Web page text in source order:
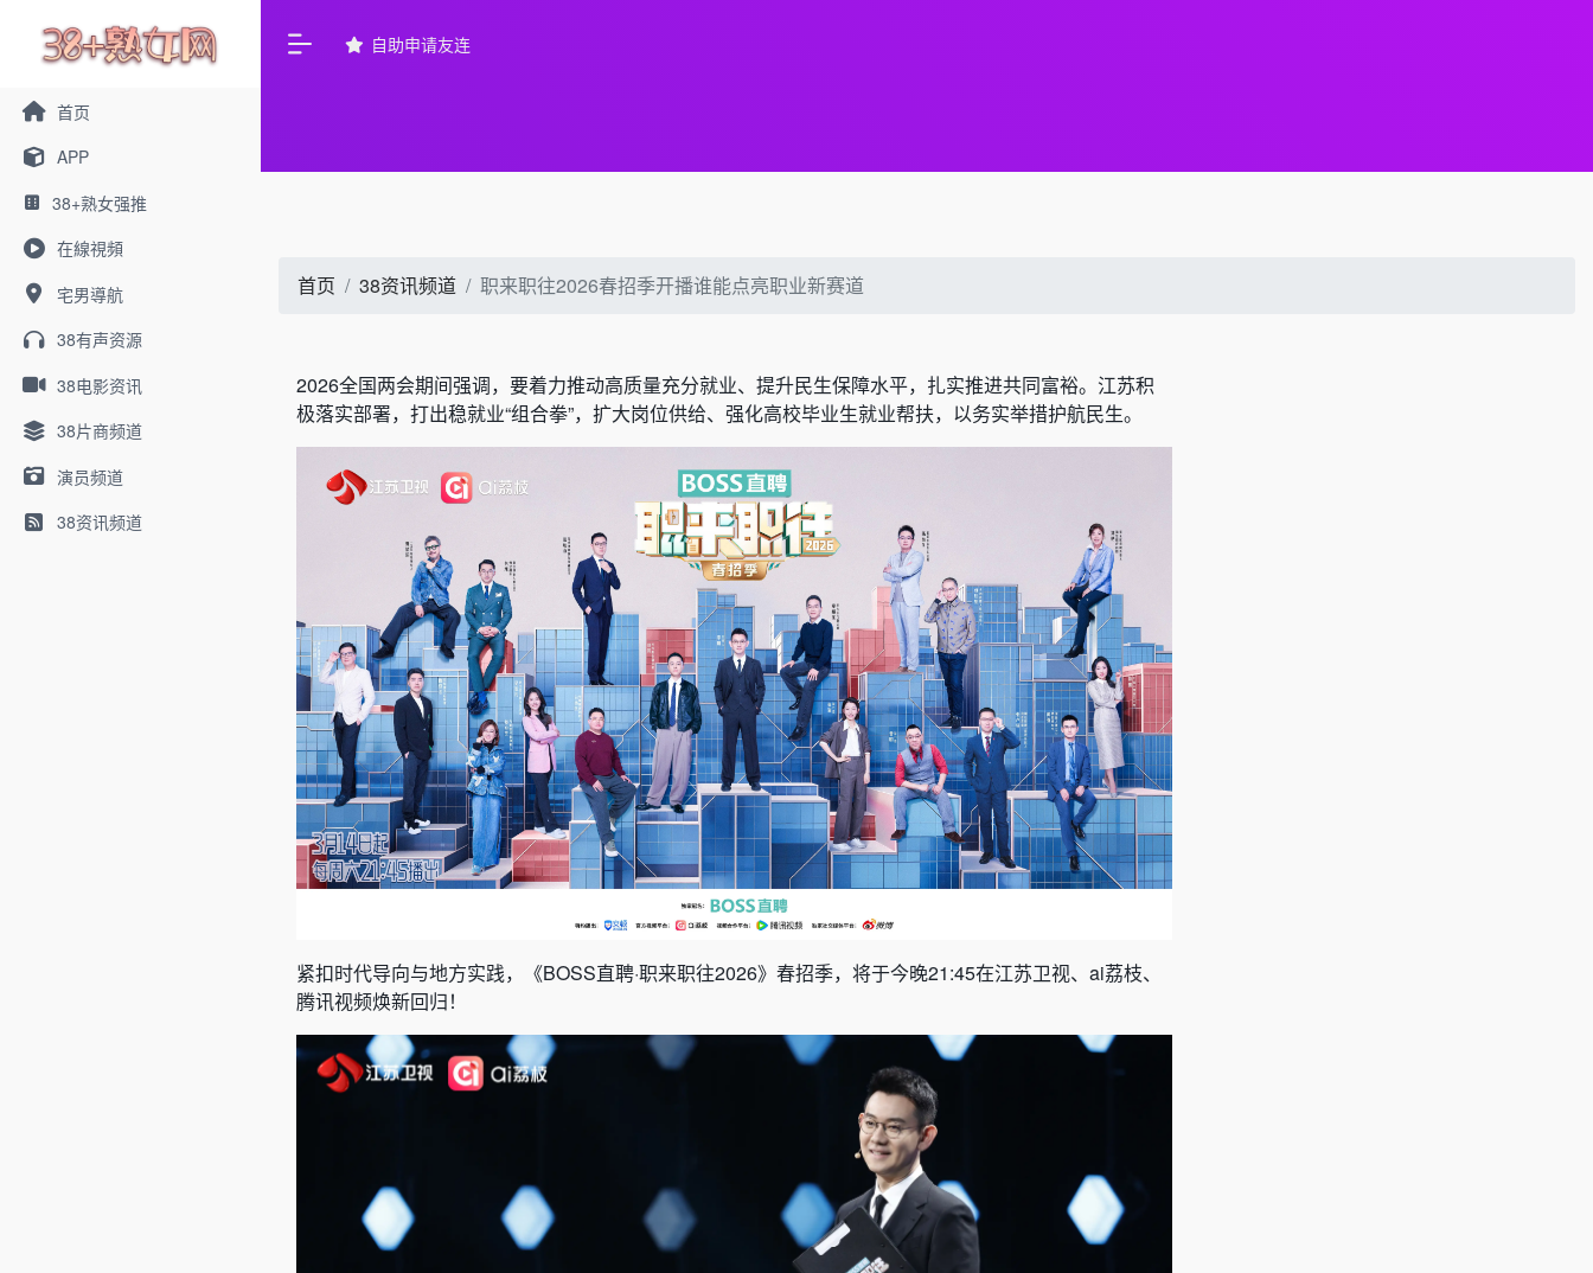
首页
APP
38+熟女强推
在線視頻
宅男導航
38有声资源
38电影资讯
38片商频道
演员频道
38资讯频道
自助申请友连
首页 38资讯频道 职来职往2026春招季开播谁能点亮职业新赛道
2026全国两会期间强调，要着力推动高质量充分就业、提升民生保障水平，扎实推进共同富裕。江苏积
极落实部署，打出稳就业“组合拳”，扩大岗位供给、强化高校毕业生就业帮扶，以务实举措护航民生。
紧扣时代导向与地方实践，《BOSS直聘·职来职往2026》春招季，将于今晚21:45在江苏卫视、ai荔枝、
腾讯视频焕新回归！